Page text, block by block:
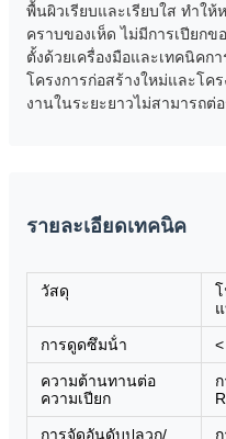
พื้นผิวเรียบและเรียบใส ทําให้
คราบของเห็ด ไม่มีการเปียก
ตั้งด้วยเครื่องมือและเทคนิคก
โครงการก่อสร้างใหม่และโค
งานในระยะยาวไม่สามารถต่อ
รายละเอียดเทคนิค
วัสดุ
การดูดซึมน้ํา
ความต้านทานต่อ
ความเปียก
การจัดอันดับปลวก/